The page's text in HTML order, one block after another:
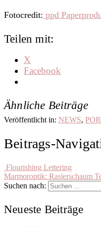
Fotocredit: ppd
Teilen mit:
X
Facebook
Ähnliche Beiträge
Veröffentlicht in: NEWS,
Beitrags-
Flourishing Lettering
Marmoroptik: Rasierschaum
Suchen nach:
Neueste Beiträge